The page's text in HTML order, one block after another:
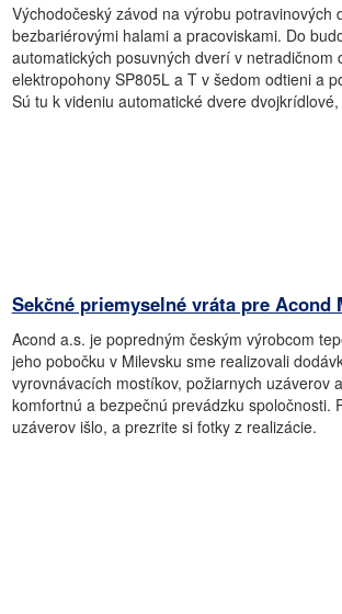
Východočeský závod na výrobu potravinových
bezbariérovými halami a pracoviskami. Do
automatických posuvných dverí v netradičnom
elektropohony SP805L a T v šedom odtieni a
Sú tu k videniu automatické dvere
Sekčné priemyselné vráta pre Acond
Acond a.s. je popredným českým výrobcom
jeho pobočku v Milevsku sme realizovali
vyrovnávacích mostíkov, požiarnych uzáverov
komfortnú a bezpečnú prevádzku spoločnosti.
uzáverov išlo, a prezrite si fotky z realizácie.